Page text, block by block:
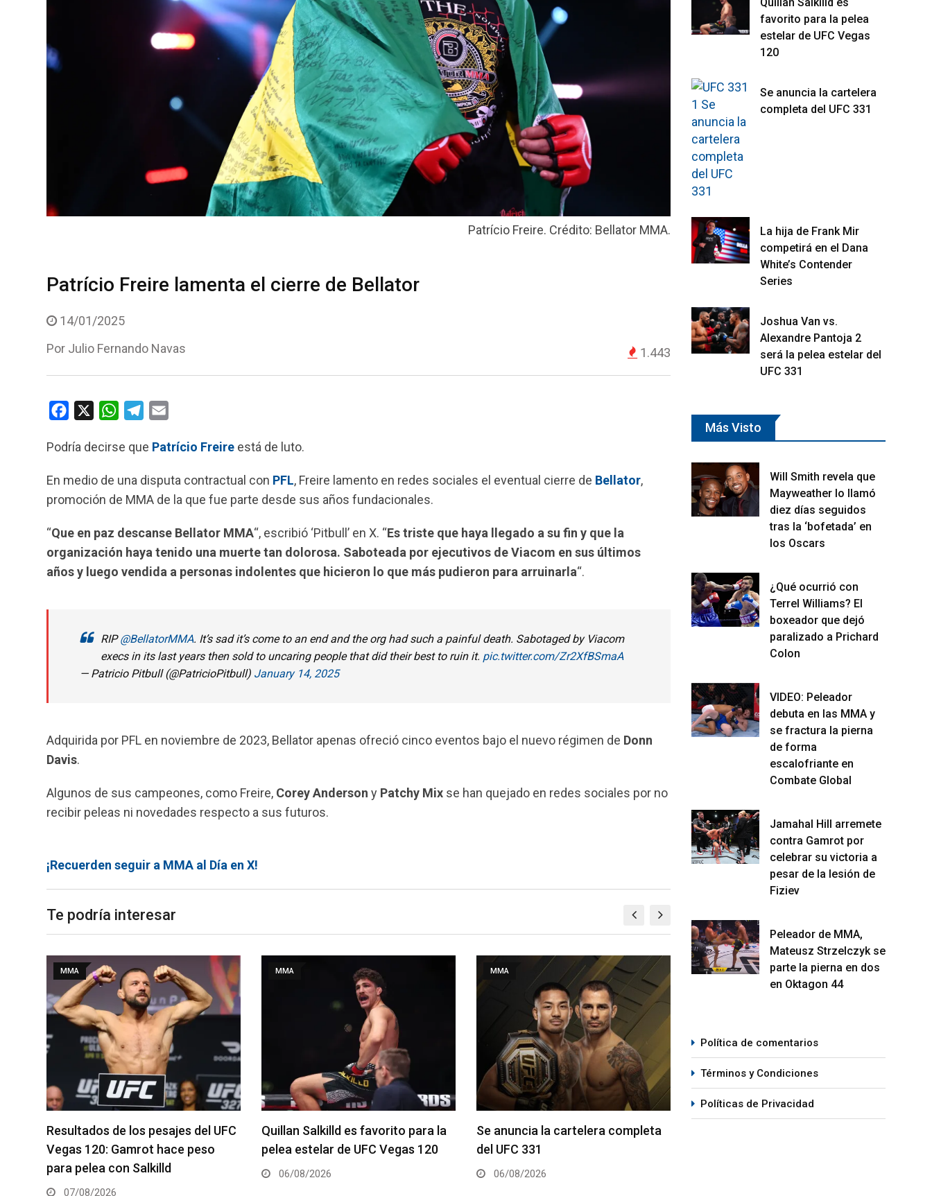
Patrício Freire. Crédito: Bellator MMA.
Patrício Freire lamenta el cierre de Bellator
14/01/2025
Por Julio Fernando Navas 1.443
c
b
o
W
a
s
A
p
l
g
r
a
l
Podría decirse que Patrício Freire está de luto.
En medio de una disputa contractual con PFL, Freire lamento en redes sociales el eventual cierre de Bellator,
promoción de MMA de la que fue parte desde sus años fundacionales.
“Que en paz descanse Bellator MMA“, escribió ‘Pitbull’ en X. “Es triste que haya llegado a su fin y que la
organización haya tenido una muerte tan dolorosa. Saboteada por ejecutivos de Viacom en sus últimos
años y luego vendida a personas indolentes que hicieron lo que más pudieron para arruinarla“.
RIP@BellatorMMA. It’s sad it’s come to an end and the org had such a painful death. Sabotaged by Viacom
execs in its last years then sold to uncaring people that did their best to ruin it. pic.twitter.com/Zr2XfBSmaA
— Patricio Pitbull (@PatricioPitbull) January 14, 2025
Adquirida por PFL en noviembre de 2023, Bellator apenas ofreció cinco eventos bajo el nuevo régimen de Donn
Davis.
Algunos de sus campeones, como Freire, Corey Anderson y Patchy Mix se han quejado en redes sociales por no
recibir peleas ni novedades respecto a sus futuros.
¡Recuerden seguir a MMA al Día en X!
Te podría interesar
MMA
Quillan Salkilld es favorito para la
pelea estelar de UFC Vegas 120
06/08/2026
MMA
Se anuncia la cartelera completa
del UFC 331
06/08/2026
MMA
La hija de Frank Mir competirá en
el Dana White’s Contender Series
05/08/2026
MMA
favorito para la pelea
estelar de UFC Vegas
120
Se anuncia la cartelera
completa del UFC 331
La hija de Frank Mir
competirá en el Dana
White’s Contender
Series
Joshua Van vs.
Alexandre Pantoja 2
será la pelea estelar del
UFC 331
Más Visto
Will Smith revela que
Mayweather lo llamó
diez días seguidos
tras la ‘bofetada’ en
los Oscars
¿Qué ocurrió con
Terrel Williams? El
boxeador que dejó
paralizado a Prichard
Colon
VIDEO: Peleador
debuta en las MMA y
se fractura la pierna
de forma
escalofriante en
Combate Global
Jamahal Hill arremete
contra Gamrot por
celebrar su victoria a
pesar de la lesión de
Fiziev
Peleador de MMA,
Mateusz Strzelczyk se
parte la pierna en dos
en Oktagon 44
Política de comentarios
Términos y Condiciones
Políticas de Privacidad